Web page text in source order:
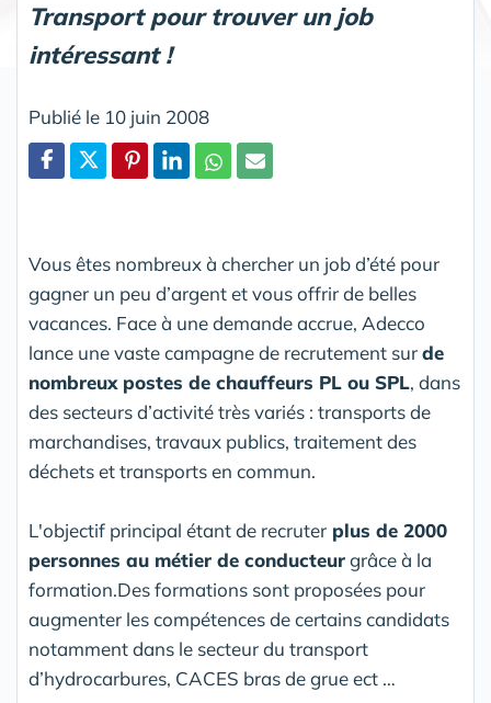
Transport pour trouver un job
intéressant !
Publié le 10 juin 2008
Vous êtes nombreux à chercher un job d’été pour
gagner un peu d’argent et vous offrir de belles
vacances. Face à une demande accrue, Adecco
lance une vaste campagne de recrutement surde
nombreux postes de chauffeurs PL ou SPL, dans
des secteurs d’activité très variés : transports de
marchandises, travaux publics, traitement des
déchets et transports en commun.
L'objectif principal étant de recruter plus de 2000
personnes au métier de conducteurgrâce à la
formation.Des formations sont proposées pour
augmenter les compétences de certains candidats
notamment dans le secteur du transport
d’hydrocarbures, CACES bras de grue ect …